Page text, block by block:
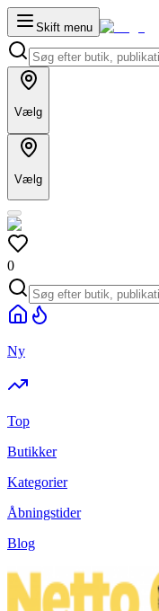
Skift menu
Vælg
Vælg
0
Ny
Top
Butikker
Kategorier
Åbningstider
Blog